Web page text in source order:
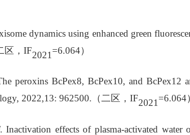
dynamics using enhanced green
区， IF2021 =6.064）
BcPex8, BcPex10, and BcPex12
2022,13: 962500. （二区， IF2021 =6.064
effects of plasma-activated water